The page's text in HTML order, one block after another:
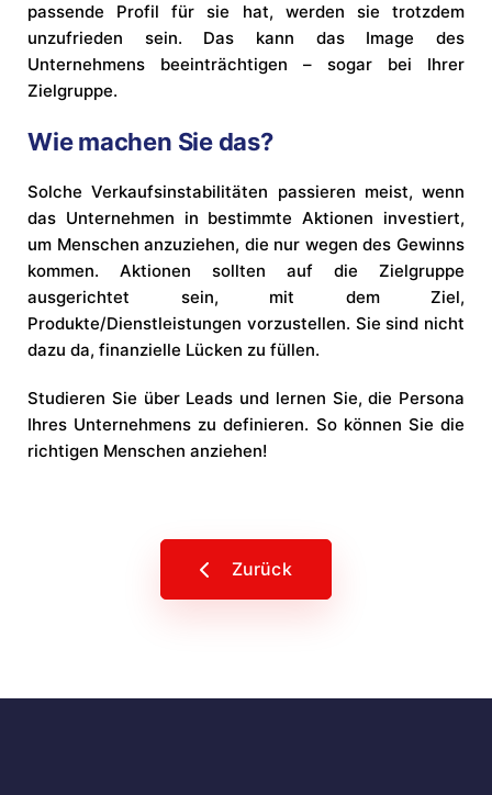
passende Profil für sie hat, werden sie trotzdem
unzufrieden sein. Das kann das Image des
Unternehmens beeinträchtigen – sogar bei Ihrer
Zielgruppe.
Wie machen Sie das?
Solche Verkaufsinstabilitäten passieren meist, wenn
das Unternehmen in bestimmte Aktionen investiert,
um Menschen anzuziehen, die nur wegen des Gewinns
kommen. Aktionen sollten auf die Zielgruppe
ausgerichtet sein, mit dem Ziel,
Produkte/Dienstleistungen vorzustellen. Sie sind nicht
dazu da, finanzielle Lücken zu füllen.
Studieren Sie über Leads und lernen Sie, die Persona
Ihres Unternehmens zu definieren. So können Sie die
richtigen Menschen anziehen!
Zurück